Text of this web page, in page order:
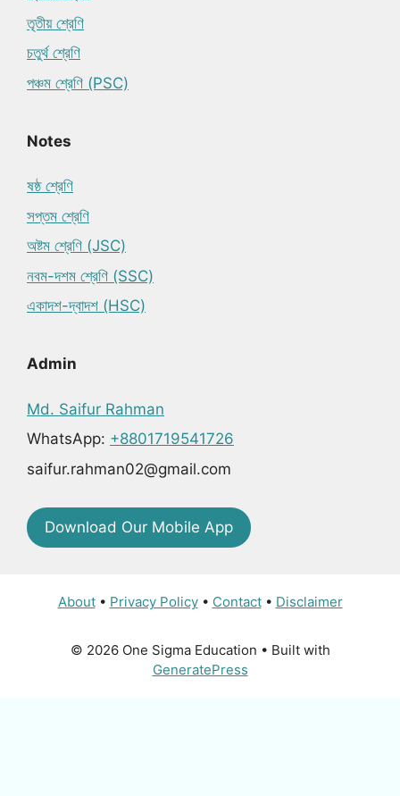
তৃতীয় শ্রেণি
চতুর্থ শ্রেণি
পঞ্চম শ্রেণি (PSC)
Notes
ষষ্ঠ শ্রেণি
সপ্তম শ্রেণি
অষ্টম শ্রেণি (JSC)
নবম-দশম শ্রেণি (SSC)
একাদশ-দ্বাদশ (HSC)
Admin
Md. Saifur Rahman
WhatsApp: +8801719541726
saifur.rahman02@gmail.com
Download Our Mobile App
About• Privacy Policy• Contact• Disclaimer
© 2026 One Sigma Education • Built with
GeneratePress